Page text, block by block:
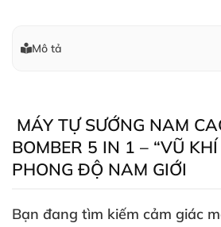
Mô tả
MÁY TỰ SƯỚNG NAM
BOMBER 5 IN 1 – “VŨ
PHONG ĐỘ NAM GIỚI
Bạn đang tìm kiếm cảm giác